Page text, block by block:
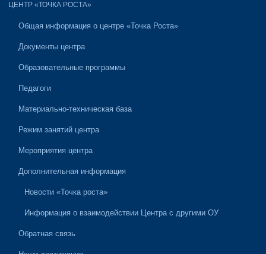
ЦЕНТР «ТОЧКА РОСТА»
Общая информация о центре «Точка Роста»
Документы центра
Образовательные программы
Педагоги
Материально-техническая база
Режим занятий центра
Мероприятия центра
Дополнительная информация
Новости «Точка роста»
Информация о взаимодействии Центра с другими ОУ
Обратная связь